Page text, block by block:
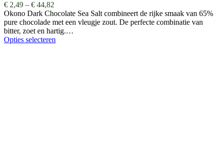
€ 2,49 – € 44,82
Okono Dark Chocolate Sea Salt combineert de rijke smaak van 65%
pure chocolade met een vleugje zout. De perfecte combinatie van
bitter, zoet en hartig.…
Opties selecteren